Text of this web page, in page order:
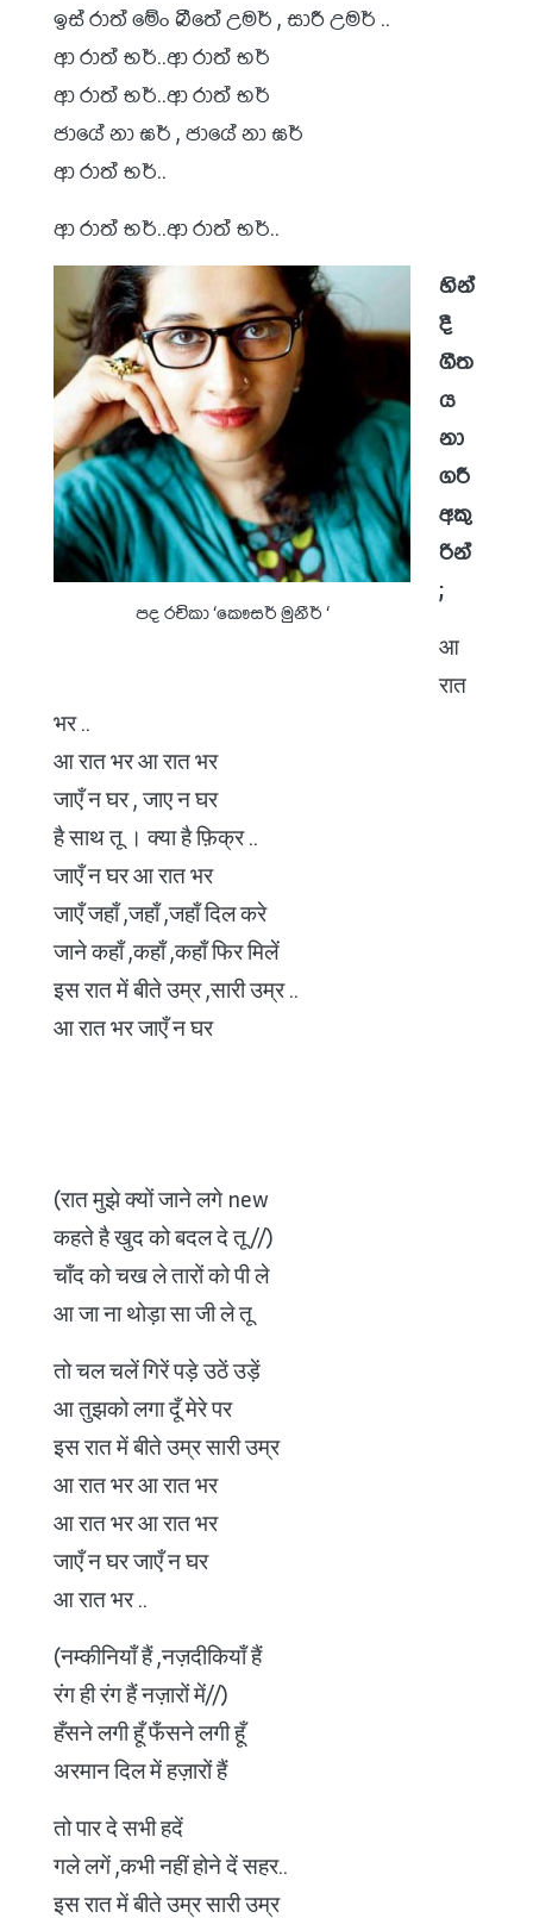
ඉස් රාත් මේං බීතේ උමර් , සාරී උමර් ..
ආ රාත් භර්..ආ රාත් භර්
ආ රාත් භර්..ආ රාත් භර්
ජායේ නා ඝර් , ජායේ නා ඝර්
ආ රාත් භර්..
ආ රාත් භර්..ආ රාත් භර්..
පද රචිකා ‘කෞසර් මුනීර් ‘
හින්
දී
ගීත
ය
නා
ගරී
අකු
රින්
;
आ
रात
भर ..
आ रात भर आ रात भर
जाएँ न घर , जाए न घर
है साथ तू । क्या है फ़िक्र ..
जाएँ न घर आ रात भर
जाएँ जहाँ ,जहाँ ,जहाँ दिल करे
जाने कहाँ ,कहाँ ,कहाँ फिर मिलें
इस रात में बीते उम्र ,सारी उम्र ..
आ रात भर जाएँ न घर
(रात मुझे क्यों जाने लगे new
कहते है खुद को बदल दे तू //)
चाँद को चख ले तारों को पी ले
आ जा ना थोड़ा सा जी ले तू
तो चल चलें गिरें पड़े उठें उड़ें
आ तुझको लगा दूँ मेरे पर
इस रात में बीते उम्र सारी उम्र
आ रात भर आ रात भर
आ रात भर आ रात भर
जाएँ न घर जाएँ न घर
आ रात भर ..
(नम्कीनियाँ हैं ,नज़दीकियाँ हैं
रंग ही रंग हैं नज़ारों में//)
हँसने लगी हूँ फँसने लगी हूँ
अरमान दिल में हज़ारों हैं
तो पार दे सभी हदें
गले लगें ,कभी नहीं होने दें सहर..
इस रात में बीते उम्र सारी उम्र